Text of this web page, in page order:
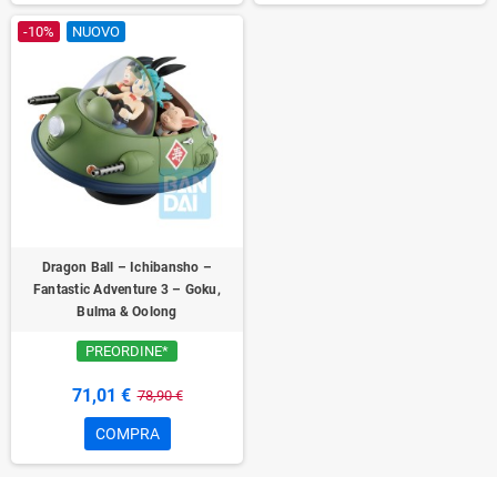
-10% NUOVO
Dragon Ball – Ichibansho –
Fantastic Adventure 3 – Goku,
Bulma & Oolong
PREORDINE*
71,01 € 78,90 €
COMPRA